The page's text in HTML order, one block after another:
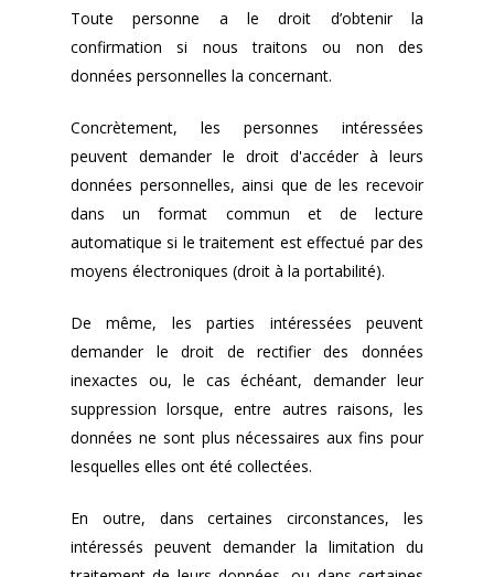
Toute personne a le droit d’obtenir la
confirmation si nous traitons ou non des
données personnelles la concernant.
Concrètement, les personnes intéressées
peuvent demander le droit d'accéder à leurs
données personnelles, ainsi que de les recevoir
dans un format commun et de lecture
automatique si le traitement est effectué par des
moyens électroniques (droit à la portabilité).
De même, les parties intéressées peuvent
demander le droit de rectifier des données
inexactes ou, le cas échéant, demander leur
suppression lorsque, entre autres raisons, les
données ne sont plus nécessaires aux fins pour
lesquelles elles ont été collectées.
En outre, dans certaines circonstances, les
intéressés peuvent demander la limitation du